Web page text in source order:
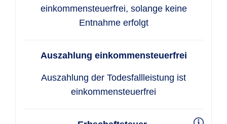
einkommensteuerfrei, solange keine
Entnahme erfolgt
Auszahlung einkommensteuerfrei
Auszahlung der Todesfallleistung ist
einkommensteuerfrei